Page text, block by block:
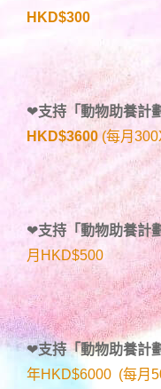
HKD$300
❤支持「動物助養計
HKD$3600 (每月
❤支持「動物助養計
月HKD$500
❤支持「動物助養計
年HKD$6000 (每月